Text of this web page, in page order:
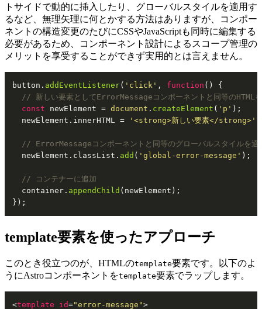
トサイドで動的に挿入したり、グローバルスタイルを適用す
るなど、無理矢理に何とかする方法はありますが、コンポー
ネントの構造変更のたびにCSSやJavaScriptも同時に編集する
必要があるため、コンポーネント設計によるスコープ管理の
メリットを享受することができず実用的とは言えません。
button. addEventListener( 'click' , function ( ) {
// 新しい要素としてErrorMessageコンポーネントと同等のHTML
const newElement = document . createElement ( 'p' );
  newElement.
innerHTML = '<strong>新しい要素</strong>'
// ErrorMessageコンポーネントと同等のグローバルスタイルを適
  newElement.
classList . add ( 'global-error-message' );
// コンテナーに追加
  container.
appendChild (newElement);
});
template要素を使ったアプローチ
このとき役立つのが、HTMLのtemplate要素です。以下のよ
うにAstroコンポーネントをtemplate要素でラップします。
<template id="error-message">